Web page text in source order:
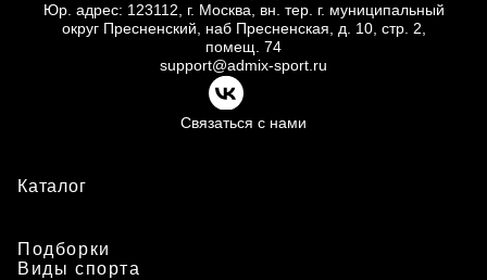
Юр. адрес: 123112, г. Москва, вн. тер. г. муниципальный
округ Пресненский, наб Пресненская, д. 10, стр. 2,
помещ. 74
support@admix-sport.ru
Связаться с нами
Каталог
Подборки
Виды спорта